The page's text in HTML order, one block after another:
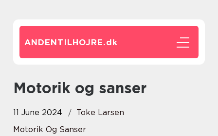
ANDENTILHOJRE.dk
Motorik og sanser
11 June 2024
Toke Larsen
Motorik Og Sanser